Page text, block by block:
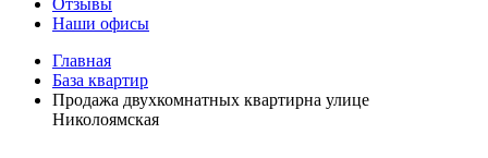
Отзывы
Наши офисы
Главная
База квартир
Продажа двухкомнатных квартирна улице
Николоямская